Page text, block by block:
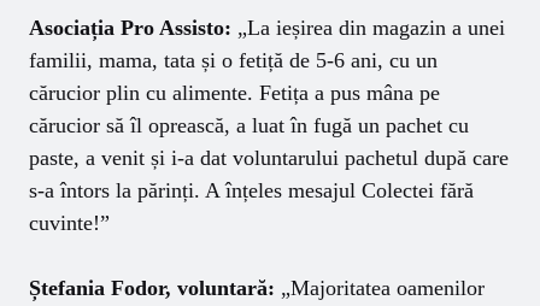
Asociația Pro Assisto: „La ieșirea din magazin a unei
familii, mama, tata și o fetiță de 5-6 ani, cu un
cărucior plin cu alimente. Fetița a pus mâna pe
cărucior să îl oprească, a luat în fugă un pachet cu
paste, a venit și i-a dat voluntarului pachetul după care
s-a întors la părinți. A înțeles mesajul Colectei fără
cuvinte!”
Ștefania Fodor, voluntară: „Majoritatea oamenilor